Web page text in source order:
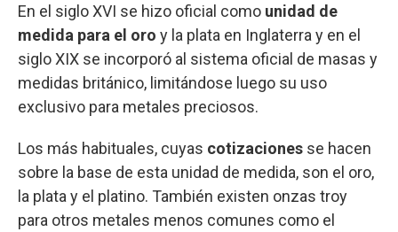
En el siglo XVI se hizo oficial como unidad de
medida para el oro y la plata en Inglaterra y en el
siglo XIX se incorporó al sistema oficial de masas y
medidas británico, limitándose luego su uso
exclusivo para metales preciosos.
Los más habituales, cuyas cotizaciones se hacen
sobre la base de esta unidad de medida, son el oro,
la plata y el platino. También existen onzas troy
para otros metales menos comunes como el